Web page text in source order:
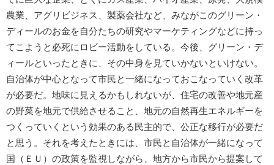
農業、アグリビジネス、製薬会社など、みながこのグリーン・
ディールのお金を自分たちの研究やマーケティングなどに持っ
てこようと必死にロビー活動をしている。今後、グリーン・デ
ィールといったときに、その中身を見ていかないといけない。
自治体が中心となって市民と一緒になっておこなっていく改革
が必要だ。地味に見えるかもしれないが、住宅の改善や地元産
の野菜を地元で供給させること、地元の自然再生エネルギーを
つくっていくという効果のある民主的で、公正な移行が必要だ
と思う。それを考えたときには、市民と自治体が一緒になって
国（ＥＵ）の政策を監視しながら、地方から市民から提案して